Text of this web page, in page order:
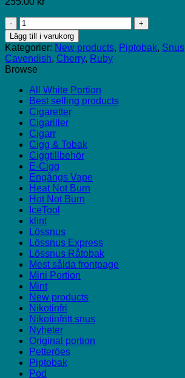
Borkum
Riff
Cherry
Cavendish
Piptobak
mängd
Lägg till i varukorg
Kategorier: New products, Piptobak, Snus
Cavendish, Cherry, Ruby
Browse
All White Portion
Best selling products
Cigaretter
Cigariller
Cigarr
Cigg & Tobak
Ciggtillbehör
E-Cigg
Engångs Vape
Heat Not Burn
Hot Not Burn
IceTool
klint
Lössnus
Lössnus Express
Lössnus Råtobak
Mest sålda frontpage
Mini Portion
Mint
New products
Nikotinfri
Nikotinfritt snus
Nyheter
Original portion
Petteröes
Piptobak
Pod